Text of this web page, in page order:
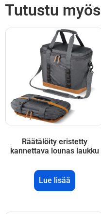
Tutustu myös
Räätälöity eristetty
kannettava lounas laukku
Lue lisää